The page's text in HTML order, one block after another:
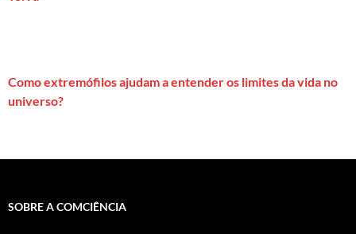
Como extremófilos ajudam a entender os limites da vida no
universo?
SOBRE A COMCIÊNCIA